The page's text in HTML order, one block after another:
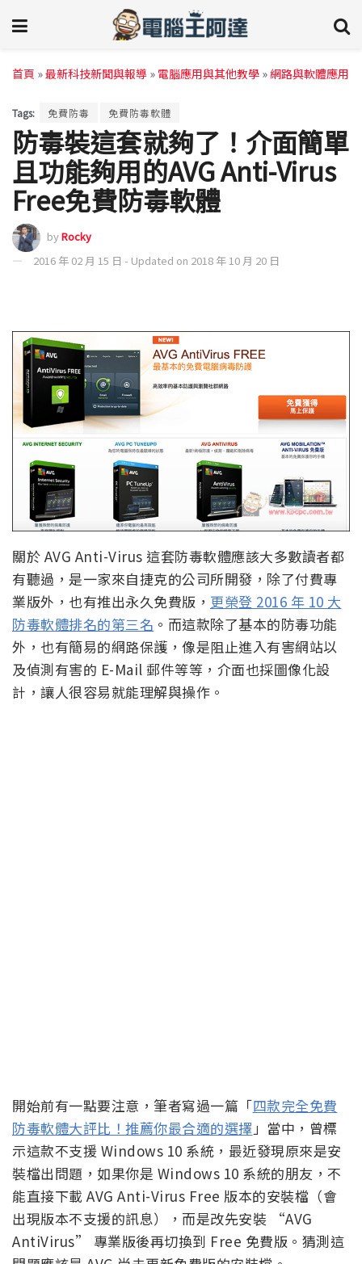
首頁 »最新科技新聞與報導 » 電腦應用與其他教學 »網路與軟體應用
Tags: 免費防毒 免費防毒軟體
防毒裝這套就夠了！介面簡單
且功能夠用的AVG Anti-Virus
Free免費防毒軟體
byRocky
2016 年 02 月 15 日 - Updated on 2018 年 10 月 20 日
關於 AVG Anti-Virus 這套防毒軟體應該大多數讀者都
有聽過，是一家來自捷克的公司所開發，除了付費專
業版外，也有推出永久免費版， 更榮登 2016 年 10 大
防毒軟體排名的第三名 。而這款除了基本的防毒功能
外，也有簡易的網路保護，像是阻止進入有害網站以
及偵測有害的 E-Mail 郵件等等，介面也採圖像化設
計，讓人很容易就能理解與操作。
開始前有一點要注意，筆者寫過一篇「四款完全免費
防毒軟體大評比！推薦你最合適的選擇 」當中，曾標
示這款不支援 Windows 10 系統，最近發現原來是安
裝檔出問題，如果你是 Windows 10 系統的朋友，不
能直接下載 AVG Anti-Virus Free 版本的安裝檔（會
出現版本不支援的訊息），而是改先安裝 “AVG
AntiVirus” 專業版後再切換到 Free 免費版。猜測這